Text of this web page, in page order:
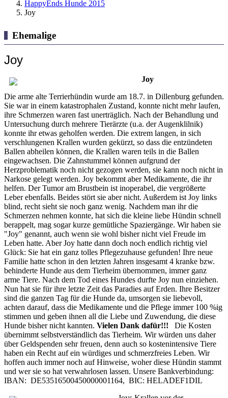
HappyEnds Hunde 2015
Joy
Ehemalige
Joy
Joy
Die arme alte Terrierhündin wurde am 18.7. in Dillenburg gefunden.
Sie war in einem katastrophalen Zustand, konnte nicht mehr laufen,
ihre Schmerzen waren fast unerträglich. Nach der Behandlung und
Untersuchung durch mehrere Tierärzte (u.a. der Augenklilnik)
konnte ihr etwas geholfen werden. Die extrem langen, in sich
verschlungenen Krallen wurden gekürzt, so dass die entzündeten
Ballen abheilen können, die Krallen waren teils in die Ballen
eingewachsen. Die Zahnstummel können aufgrund der
Herzproblematik noch nicht gezogen werden, sie kann noch nicht in
Narkose gelegt werden. Joy bekommt aber Medikamente, die ihr
helfen. Der Tumor am Brustbein ist inoperabel, die vergrößerte
Leber ebenfalls. Beides stört sie aber nicht. Außerdem ist Joy links
blind, recht sieht sie noch ganz wenig. Nachdem man ihr die
Schmerzen nehmen konnte, hat sich die kleine liebe Hündin schnell
berappelt, mag sogar kurze gemütliche Spaziergänge. Wir haben sie
"Joy" genannt, auch wenn sie wohl bisher nicht viel Freude im
Leben hatte. Aber Joy hatte dann doch noch endlich richtig viel
Glück: Sie hat ein ganz tolles Pflegezuhause gefunden! Ihre neue
Familie hatte schon in den letzten Jahren insgesamt 4 kranke bzw.
behinderte Hunde aus dem Tierheim übernommen, immer ganz
arme Tiere. Nach dem Tod eines Hundes durfte Joy nun einziehen.
Nun hat sie für ihre letzte Zeit das Paradies auf Erden. Ihre Besitzer
sind die ganzen Tag für die Hunde da, umsorgen sie liebevoll,
achten darauf, dass die Medikamente und die Pflege immer 100 %ig
stimmen und geben ihnen all die Liebe und Zuwendung, die diese
Hunde bisher nicht kannten. Vielen Dank dafür!!!
Die Kosten
übernimmt selbstverständlich das Tierheim. Wir würden uns daher
über Geldspenden sehr freuen, denn auch so kostenintensive Tiere
haben ein Recht auf ein würdiges und schmerzfreies Leben. Wir
hoffen auch immer noch auf Hinweise, woher diese Hündin stammt
und wer sie so hat verwahrlosen lassen. Unsere Bankverbindung:
IBAN: DE53516500450000001164, BIC: HELADEF1DIL